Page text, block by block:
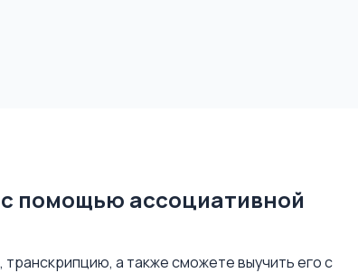
помощью ассоциативной
а также сможете выучить его с